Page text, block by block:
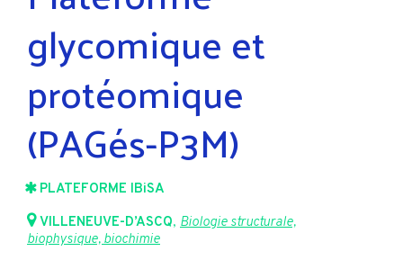
glycomique et
protéomique
(PAGés-P3M)
PLATEFORME IBiSA
VILLENEUVE-D’ASCQ, Biologie structurale,
biophysique, biochimie